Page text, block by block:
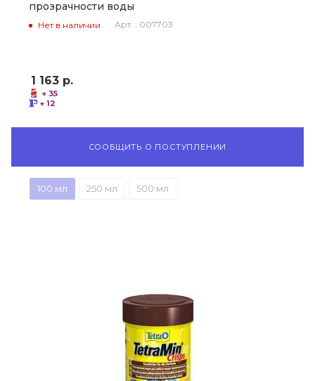
прозрачности воды
Нет в наличии Арт. : 007703
1 163 р.
+ 35
+ 12
СООБЩИТЬ О ПОСТУПЛЕНИИ
100 мл 250 мл 500 мл